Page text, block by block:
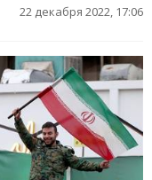
22 декабря 2022, 17:06